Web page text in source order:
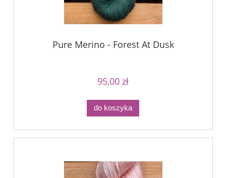
Pure Merino - Forest At Dusk
95,00 zł
do koszyka